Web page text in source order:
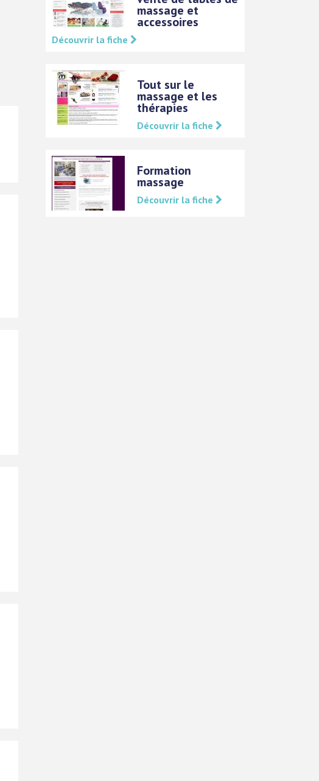
massage et
accessoires
Découvrir la fiche
Tout sur le
massage et les
thérapies
Découvrir la fiche
Formation
massage
Découvrir la fiche